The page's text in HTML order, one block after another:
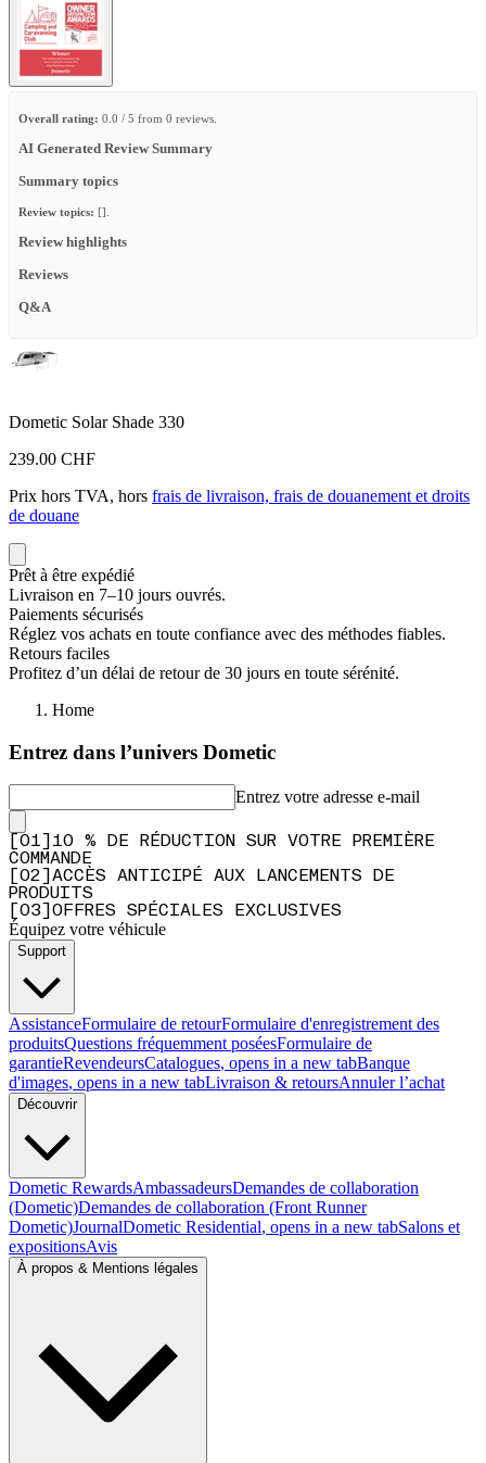
Overall rating: 0.0 / 5 from 0 reviews.
AI Generated Review Summary
Summary topics
Review topics: [].
Review highlights
Reviews
Q&A
Dometic Solar Shade 330
239.00 CHF
Prix hors TVA, hors frais de livraison, frais de douanement et droits
de douane
Prêt à être expédié
Livraison en 7–10 jours ouvrés.
Paiements sécurisés
Réglez vos achats en toute confiance avec des méthodes fiables.
Retours faciles
Profitez d’un délai de retour de 30 jours en toute sérénité.
Home
Entrez dans l’univers Dometic
Entrez votre adresse e-mail
01
10 % DE RÉDUCTION SUR VOTRE PREMIÈRE
COMMANDE
02
ACCÈS ANTICIPÉ AUX LANCEMENTS DE
PRODUITS
03 OFFRES SPÉCIALES EXCLUSIVES
Équipez votre véhicule
Support
AssistanceFormulaire de retourFormulaire d'enregistrement des
produitsQuestions fréquemment poséesFormulaire de
garantieRevendeursCatalogues, opens in a new tabBanque
d'images, opens in a new tabLivraison & retoursAnnuler l’achat
Découvrir
Dometic RewardsAmbassadeursDemandes de collaboration
(Dometic)Demandes de collaboration (Front Runner
Dometic)JournalDometic Residential, opens in a new tabSalons et
expositionsAvis
À propos & Mentions légales